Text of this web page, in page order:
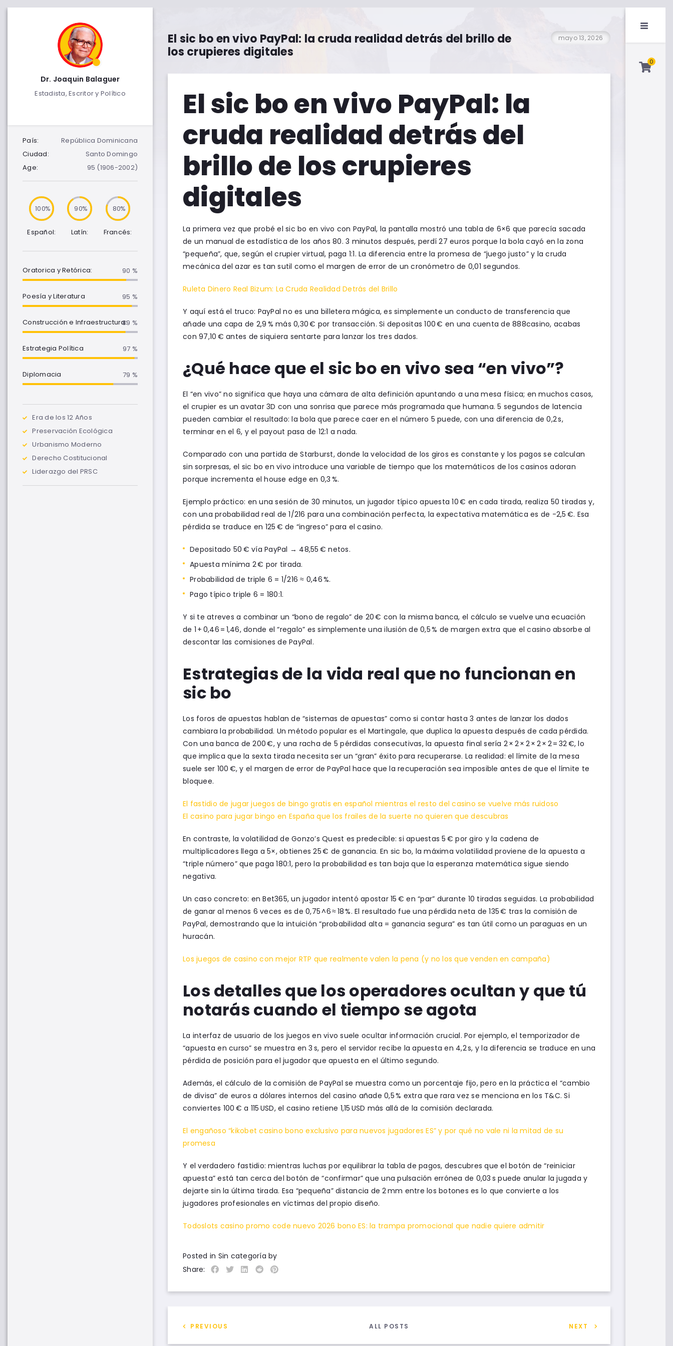
Dr. Joaquin Balaguer
Estadista, Escritor y Político
País:
República Dominicana
Ciudad:
Santo Domingo
Age:
95 (1906-2002)
100
Español:
90
Latín:
80
Francés:
Oratorica y Retórica: 90 %
Poesía y Literatura 95 %
Construcción e Infraestructura:90 %
Estrategia Política 100 %
Diplomacia 85 %
Era de los 12 Años
Preservación Ecológica
Urbanismo Moderno
Derecho Costitucional
Liderazgo del PRSC
0
El sic bo en vivo PayPal: la cruda realidad detrás del brillo de
los crupieres digitales
mayo 13, 2026
El sic bo en vivo PayPal: la
cruda realidad detrás del
brillo de los crupieres
digitales
La primera vez que probé el sic bo en vivo con PayPal, la pantalla mostró una tabla de 6×6 que parecía sacada
de un manual de estadística de los años 80. 3 minutos después, perdí 27 euros porque la bola cayó en la zona
“pequeña”, que, según el crupier virtual, paga 1:1. La diferencia entre la promesa de “juego justo” y la cruda
mecánica del azar es tan sutil como el margen de error de un cronómetro de 0,01 segundos.
Ruleta Dinero Real Bizum: La Cruda Realidad Detrás del Brillo
Y aquí está el truco: PayPal no es una billetera mágica, es simplemente un conducto de transferencia que
añade una capa de 2,9 % más 0,30 € por transacción. Si depositas 100 € en una cuenta de 888casino, acabas
con 97,10 € antes de siquiera sentarte para lanzar los tres dados.
¿Qué hace que el sic bo en vivo sea “en vivo”?
El “en vivo” no significa que haya una cámara de alta definición apuntando a una mesa física; en muchos casos,
el crupier es un avatar 3D con una sonrisa que parece más programada que humana. 5 segundos de latencia
pueden cambiar el resultado: la bola que parece caer en el número 5 puede, con una diferencia de 0,2 s,
terminar en el 6, y el payout pasa de 12:1 a nada.
Comparado con una partida de Starburst, donde la velocidad de los giros es constante y los pagos se calculan
sin sorpresas, el sic bo en vivo introduce una variable de tiempo que los matemáticos de los casinos adoran
porque incrementa el house edge en 0,3 %.
Ejemplo práctico: en una sesión de 30 minutos, un jugador típico apuesta 10 € en cada tirada, realiza 50 tiradas y,
con una probabilidad real de 1/216 para una combinación perfecta, la expectativa matemática es de -2,5 €. Esa
pérdida se traduce en 125 € de “ingreso” para el casino.
Depositado 50 € vía PayPal → 48,55 € netos.
Apuesta mínima 2 € por tirada.
Probabilidad de triple 6 = 1/216 ≈ 0,46 %.
Pago típico triple 6 = 180:1.
Y si te atreves a combinar un “bono de regalo” de 20 € con la misma banca, el cálculo se vuelve una ecuación
de 1 + 0,46 = 1,46, donde el “regalo” es simplemente una ilusión de 0,5 % de margen extra que el casino absorbe al
descontar las comisiones de PayPal.
Estrategias de la vida real que no funcionan en
sic bo
Los foros de apuestas hablan de “sistemas de apuestas” como si contar hasta 3 antes de lanzar los dados
cambiara la probabilidad. Un método popular es el Martingale, que duplica la apuesta después de cada pérdida.
Con una banca de 200 €, y una racha de 5 pérdidas consecutivas, la apuesta final sería 2 × 2 × 2 × 2 × 2 = 32 €, lo
que implica que la sexta tirada necesita ser un “gran” éxito para recuperarse. La realidad: el límite de la mesa
suele ser 100 €, y el margen de error de PayPal hace que la recuperación sea imposible antes de que el límite te
bloquee.
El fastidio de jugar juegos de bingo gratis en español mientras el resto del casino se vuelve más ruidoso
El casino para jugar bingo en España que los frailes de la suerte no quieren que descubras
En contraste, la volatilidad de Gonzo’s Quest es predecible: si apuestas 5 € por giro y la cadena de
multiplicadores llega a 5×, obtienes 25 € de ganancia. En sic bo, la máxima volatilidad proviene de la apuesta a
“triple número” que paga 180:1, pero la probabilidad es tan baja que la esperanza matemática sigue siendo
negativa.
Un caso concreto: en Bet365, un jugador intentó apostar 15 € en “par” durante 10 tiradas seguidas. La probabilidad
de ganar al menos 6 veces es de 0,75 ^6 ≈ 18 %. El resultado fue una pérdida neta de 135 € tras la comisión de
PayPal, demostrando que la intuición “probabilidad alta = ganancia segura” es tan útil como un paraguas en un
huracán.
Los juegos de casino con mejor RTP que realmente valen la pena (y no los que venden en campaña)
Los detalles que los operadores ocultan y que tú
notarás cuando el tiempo se agota
La interfaz de usuario de los juegos en vivo suele ocultar información crucial. Por ejemplo, el temporizador de
“apuesta en curso” se muestra en 3 s, pero el servidor recibe la apuesta en 4,2 s, y la diferencia se traduce en una
pérdida de posición para el jugador que apuesta en el último segundo.
Además, el cálculo de la comisión de PayPal se muestra como un porcentaje fijo, pero en la práctica el “cambio
de divisa” de euros a dólares internos del casino añade 0,5 % extra que rara vez se menciona en los T&C. Si
conviertes 100 € a 115 USD, el casino retiene 1,15 USD más allá de la comisión declarada.
El engañoso “kikobet casino bono exclusivo para nuevos jugadores ES” y por qué no vale ni la mitad de su
promesa
Y el verdadero fastidio: mientras luchas por equilibrar la tabla de pagos, descubres que el botón de “reiniciar
apuesta” está tan cerca del botón de “confirmar” que una pulsación errónea de 0,03 s puede anular la jugada y
dejarte sin la última tirada. Esa “pequeña” distancia de 2 mm entre los botones es lo que convierte a los
jugadores profesionales en víctimas del propio diseño.
Todoslots casino promo code nuevo 2026 bono ES: la trampa promocional que nadie quiere admitir
Posted in Sin categoría by
Share:
PREVIOUS ALL POSTS NEXT